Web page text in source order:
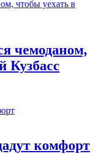
чемоданом,
Кузбасс
комфорт